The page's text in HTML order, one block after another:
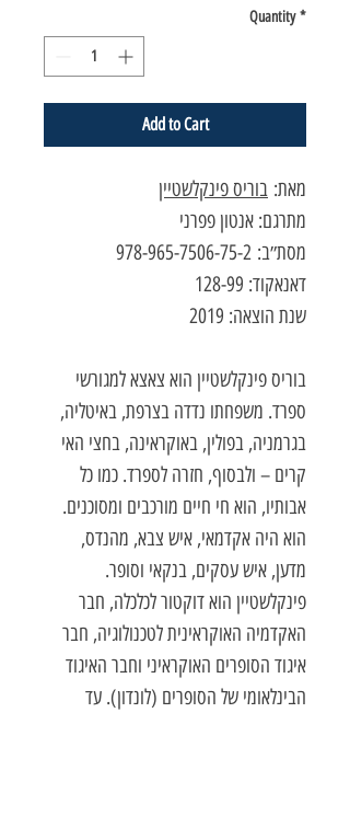
Quantity *
Add to Cart
מאת: בוריס פינקלשטיין
מתרגם: אנטון פפרני
מסת״ב: 978-965-7506-75-2
דאנאקוד: 128-99
שנת הוצאה: 2019
בוריס פינקלשטיין הוא צאצא למגורשי
ספרד. משפחתו נדדה בצרפת, באיטליה,
בגרמניה, בפולין, באוקראינה, בחצי האי
קרים – ולבסוף, חזרה לספרד. כמו כל
אבותיו, הוא חי חיים מורכבים ומסוכנים.
הוא היה אקדמאי, איש צבא, מהנדס,
מדען, איש עסקים, בנקאי וסופר.
פינקלשטיין הוא דוקטור לכלכלה, חבר
האקדמיה האוקראינית לטכנולוגיה, חבר
איגוד הסופרים האוקראיני וחבר האיגוד
הבינלאומי של הסופרים (לונדון). עד